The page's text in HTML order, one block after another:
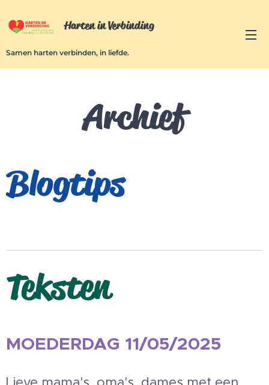
Harten in Verbinding
Samen harten verbinden, in liefde.
Archief
Blogtips
Teksten
MOEDERDAG 11/05/2025